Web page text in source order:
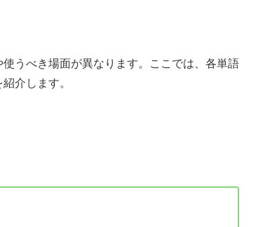
うべき場面が異なります。ここでは、各単語
介します。